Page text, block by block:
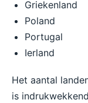
Griekenland
Poland
Portugal
Ierland
Het aantal
is